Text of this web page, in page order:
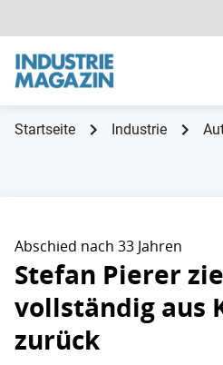
Startseite Industrie
Abschied nach 33 Jahren
Stefan Pierer
vollständig aus
zurück